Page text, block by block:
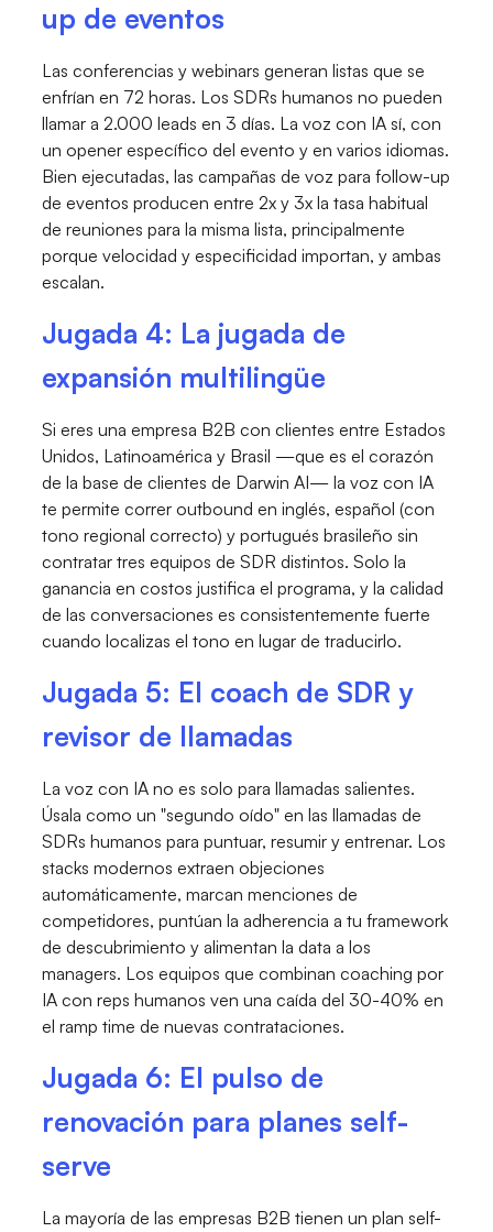
up de eventos
Las conferencias y webinars generan listas que se
enfrían en 72 horas. Los SDRs humanos no pueden
llamar a 2.000 leads en 3 días. La voz con IA sí, con
un opener específico del evento y en varios idiomas.
Bien ejecutadas, las campañas de voz para follow-up
de eventos producen entre 2x y 3x la tasa habitual
de reuniones para la misma lista, principalmente
porque velocidad y especificidad importan, y ambas
escalan.
Jugada 4: La jugada de
expansión multilingüe
Si eres una empresa B2B con clientes entre Estados
Unidos, Latinoamérica y Brasil —que es el corazón
de la base de clientes de Darwin AI— la voz con IA
te permite correr outbound en inglés, español (con
tono regional correcto) y portugués brasileño sin
contratar tres equipos de SDR distintos. Solo la
ganancia en costos justifica el programa, y la calidad
de las conversaciones es consistentemente fuerte
cuando localizas el tono en lugar de traducirlo.
Jugada 5: El coach de SDR y
revisor de llamadas
La voz con IA no es solo para llamadas salientes.
Úsala como un "segundo oído" en las llamadas de
SDRs humanos para puntuar, resumir y entrenar. Los
stacks modernos extraen objeciones
automáticamente, marcan menciones de
competidores, puntúan la adherencia a tu framework
de descubrimiento y alimentan la data a los
managers. Los equipos que combinan coaching por
IA con reps humanos ven una caída del 30-40% en
el ramp time de nuevas contrataciones.
Jugada 6: El pulso de
renovación para planes self-
serve
La mayoría de las empresas B2B tienen un plan self-